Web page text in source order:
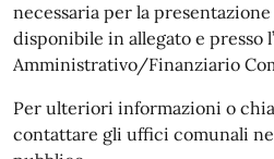
necessaria per la
disponibile in allegato e presso
Amministrativo/Finanziario
Per ulteriori informazioni o
contattare gli uffici comunali